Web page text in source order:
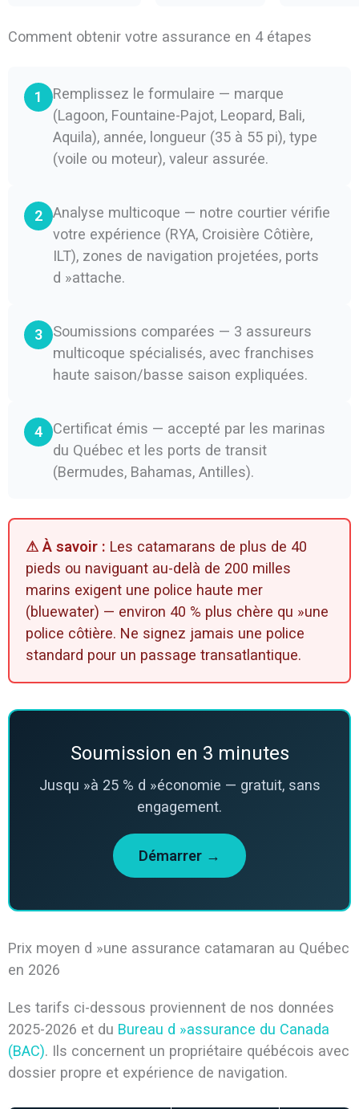
Comment obtenir votre assurance en 4 étapes
1
Remplissez le formulaire — marque
(Lagoon, Fountaine-Pajot, Leopard, Bali,
Aquila), année, longueur (35 à 55 pi), type
(voile ou moteur), valeur assurée.
2
Analyse multicoque — notre courtier vérifie
votre expérience (RYA, Croisière Côtière,
ILT), zones de navigation projetées, ports
d »attache.
3
Soumissions comparées — 3 assureurs
multicoque spécialisés, avec franchises
haute saison/basse saison expliquées.
4
Certificat émis — accepté par les marinas
du Québec et les ports de transit
(Bermudes, Bahamas, Antilles).
⚠ À savoir : Les catamarans de plus de 40
pieds ou naviguant au-delà de 200 milles
marins exigent une police haute mer
(bluewater) — environ 40 % plus chère qu »une
police côtière. Ne signez jamais une police
standard pour un passage transatlantique.
Soumission en 3 minutes
Jusqu »à 25 % d »économie — gratuit, sans
engagement.
Démarrer →
Prix moyen d »une assurance catamaran au Québec
en 2026
Les tarifs ci-dessous proviennent de nos données
2025-2026 et du Bureau d »assurance du Canada
(BAC). Ils concernent un propriétaire québécois avec
dossier propre et expérience de navigation.